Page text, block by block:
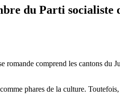
du Parti socialiste
comprend les cantons du
phares de la culture.